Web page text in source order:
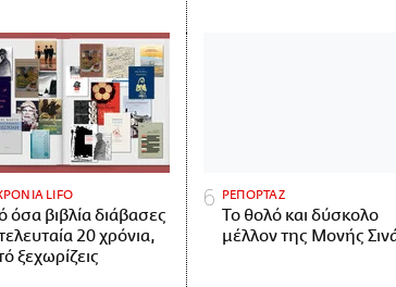
LIFO
όσα βιβλία διάβασες
20 χρόνια,
ξεχωρίζεις
ΡΕΠΟΡΤΑΖ
Το θολό και δύσκολο
μέλλον της Μονής